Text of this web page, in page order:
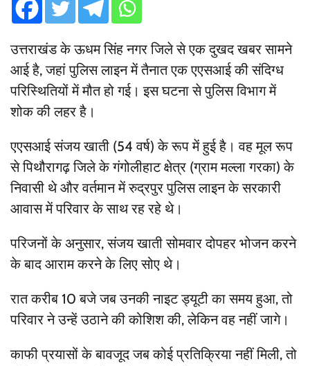
उत्तराखंड के ऊधम सिंह नगर जिले से एक दुखद खबर सामने
आई है, जहां पुलिस लाइन में तैनात एक एएसआई की संदिग्ध
परिस्थितियों में मौत हो गई। इस घटना से पुलिस विभाग में
शोक की लहर है।
एएसआई संजय खाती (54 वर्ष) के रूप में हुई है। वह मूल रूप
से पिथौरागढ़ जिले के गंगोलीहाट क्षेत्र (ग्राम मल्ला गरका) के
निवासी थे और वर्तमान में रुद्रपुर पुलिस लाइन के सरकारी
आवास में परिवार के साथ रह रहे थे।
परिजनों के अनुसार, संजय खाती सोमवार दोपहर भोजन करने
के बाद आराम करने के लिए सोए थे।
रात करीब 10 बजे जब उनकी नाइट ड्यूटी का समय हुआ, तो
परिवार ने उन्हें उठाने की कोशिश की, लेकिन वह नहीं जागे।
काफी प्रयासों के बावजूद जब कोई प्रतिक्रिया नहीं मिली, तो